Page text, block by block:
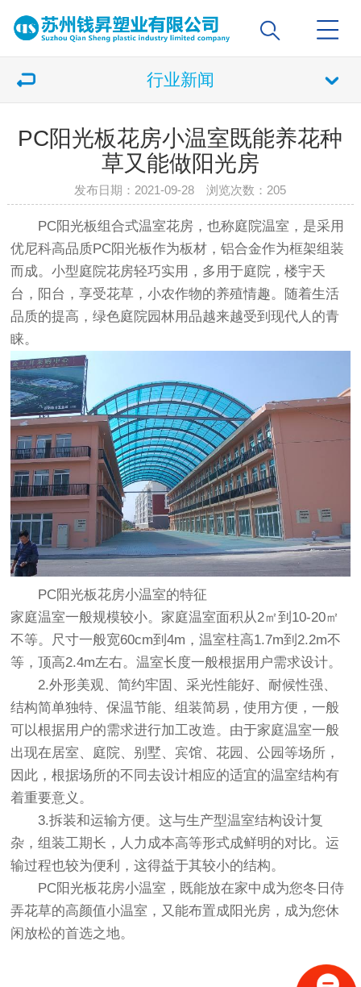
行业新闻
PC阳光板花房小温室既能养花种
草又能做阳光房
发布日期：2021-09-28 浏览次数： 205
PC阳光板组合式温室花房，也称庭院温室，是采用
优尼科高品质PC阳光板作为板材，铝合金作为框架组装
而成。小型庭院花房轻巧实用，多用于庭院，楼宇天
台，阳台，享受花草，小农作物的养殖情趣。随着生活
品质的提高，绿色庭院园林用品越来越受到现代人的青
睐。
PC阳光板花房小温室的特征
家庭温室一般规模较小。家庭温室面积从2㎡到10-20㎡
不等。尺寸一般宽60cm到4m，温室柱高1.7m到2.2m不
等，顶高2.4m左右。温室长度一般根据用户需求设计。
2.外形美观、简约牢固、采光性能好、耐候性强、
结构简单独特、保温节能、组装简易，使用方便，一般
可以根据用户的需求进行加工改造。由于家庭温室一般
出现在居室、庭院、别墅、宾馆、花园、公园等场所，
因此，根据场所的不同去设计相应的适宜的温室结构有
着重要意义。
3.拆装和运输方便。这与生产型温室结构设计复
杂，组装工期长，人力成本高等形式成鲜明的对比。运
输过程也较为便利，这得益于其较小的结构。
PC阳光板花房小温室，既能放在家中成为您冬日侍
弄花草的高颜值小温室，又能布置成阳光房，成为您休
闲放松的首选之地。